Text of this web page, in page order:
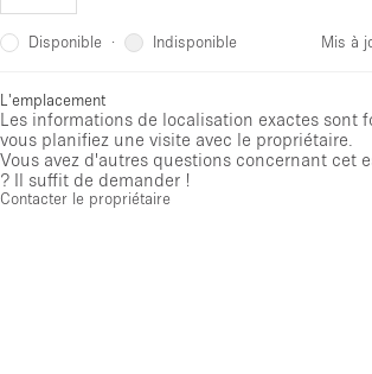
Disponible · Indisponible Mis à
L'emplacement
Les informations de localisation exactes sont
vous planifiez une visite avec le propriétaire.
Vous avez d'autres questions concernant cet
? Il suffit de demander !
Contacter le propriétaire